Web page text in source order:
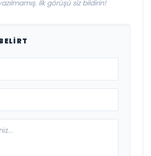
İlk görüşü siz bildirin!